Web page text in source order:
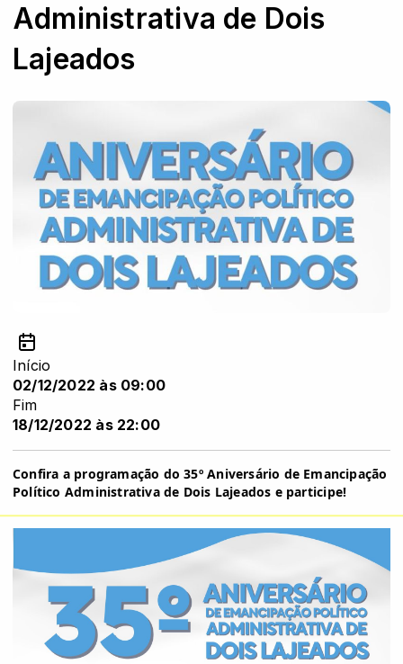
Administrativa de Dois
Lajeados
Início
02/12/2022 às 09:00
Fim
18/12/2022 às 22:00
Confira a programação do 35º Aniversário de Emancipação
Político Administrativa de Dois Lajeados e participe!